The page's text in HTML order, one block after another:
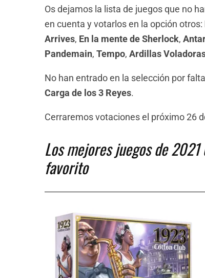
Os dejamos la lista de juegos que no
en cuenta y votarlos en la opción otros:
Arrives, En la mente de Sherlock,
Pandemain, Tempo, Ardillas
No han entrado en la selección por
Carga de los 3 Reyes.
Cerraremos votaciones el próximo 26
Los mejores juegos de
favorito